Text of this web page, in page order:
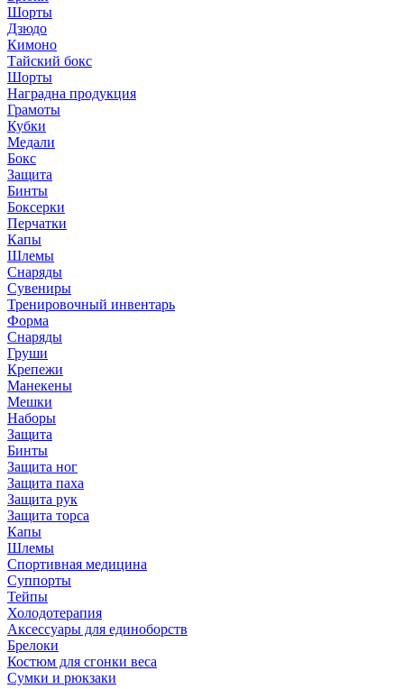
Шорты
Дзюдо
Кимоно
Тайский бокс
Шорты
Наградна продукция
Грамоты
Кубки
Медали
Бокс
Защита
Бинты
Боксерки
Перчатки
Капы
Шлемы
Снаряды
Сувениры
Тренировочный инвентарь
Форма
Снаряды
Груши
Крепежи
Манекены
Мешки
Наборы
Защита
Бинты
Защита ног
Защита паха
Защита рук
Защита торса
Капы
Шлемы
Спортивная медицина
Суппорты
Тейпы
Холодотерапия
Аксессуары для единоборств
Брелоки
Костюм для сгонки веса
Сумки и рюкзаки